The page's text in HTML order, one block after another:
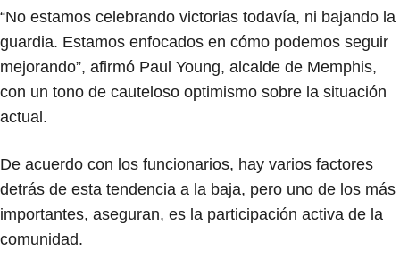
“No estamos celebrando victorias todavía, ni bajando la
guardia. Estamos enfocados en cómo podemos seguir
mejorando”, afirmó Paul Young, alcalde de Memphis,
con un tono de cauteloso optimismo sobre la situación
actual.
De acuerdo con los funcionarios, hay varios factores
detrás de esta tendencia a la baja, pero uno de los más
importantes, aseguran, es la participación activa de la
comunidad.